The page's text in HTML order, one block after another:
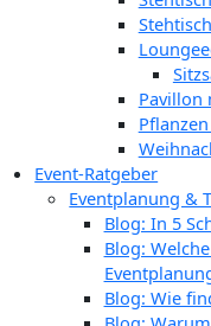
Pavillon
Event-Ratgeber
Eventplanung &
Blog: In 5
Blog:
Blog: Wie